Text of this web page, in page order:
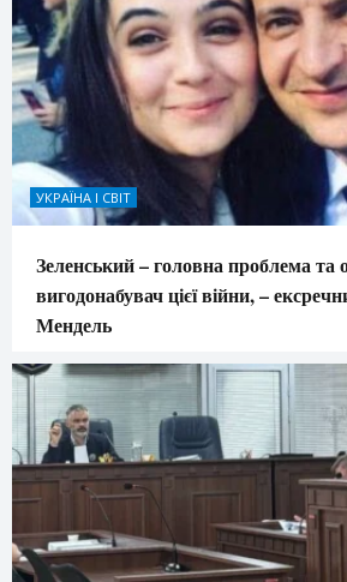
УКРАЇНА І СВІТ
Зеленський – головна проблема та
вигодонабувач цієї війни, –
Мендель